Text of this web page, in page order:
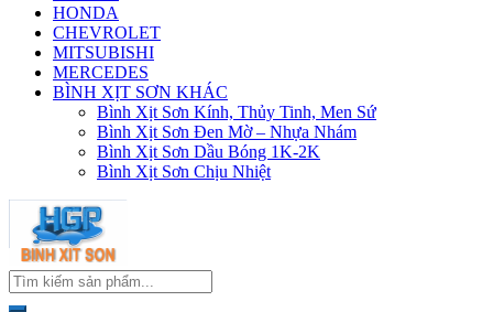
HONDA
CHEVROLET
MITSUBISHI
MERCEDES
BÌNH XỊT SƠN KHÁC
Bình Xịt Sơn Kính, Thủy Tinh, Men Sứ
Bình Xịt Sơn Đen Mờ – Nhựa Nhám
Bình Xịt Sơn Dầu Bóng 1K-2K
Bình Xịt Sơn Chịu Nhiệt